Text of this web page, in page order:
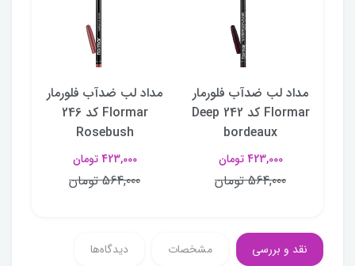
مداد لب ضدآب فلورمار
Flormar کد 242 Deep
bordeaux
423,000 تومان
564,000 تومان
مداد لب ضدآب فلورمار
Flormar کد 246
Rosebush
423,000 تومان
564,000 تومان
نقد و بررسی مشخصات دیدگاه‌ها